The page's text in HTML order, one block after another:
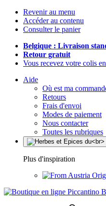
Revenir au menu
Accéder au contenu
Consulter le panier
Belgique : Livraison
Retour gratuit
Vous recevez votre colis
Aide
Où est ma
Retours
Frais d'envoi
Modes de paiement
Nous contacter
Toutes les rubriques
Plus d'inspiration